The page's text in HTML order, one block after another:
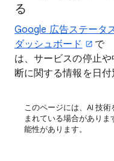
る
Google 広告ステータ
ダッシュボード
で
は、サービスの停止や
断に関する情報を日付
このページには、AI 技
まれている場合があり
能性があります。